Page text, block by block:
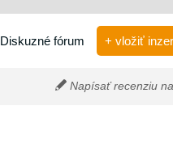
Diskuzné fórum + vložiť
Napísať recenziu